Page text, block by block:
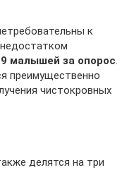
к
малышей за опорос.
преимущественно
чистокровных
делятся на три